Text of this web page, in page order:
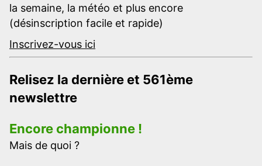
la semaine, la météo et plus encore
(désinscription facile et rapide)
Inscrivez-vous ici
Relisez la dernière et 561ème
newslettre
Encore championne !
Mais de quoi ?